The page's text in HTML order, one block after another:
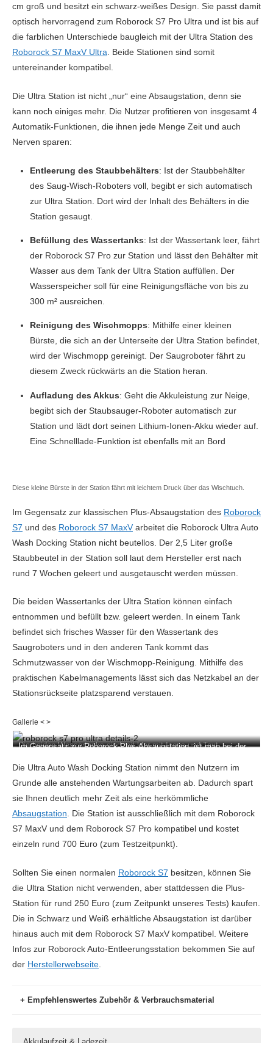
cm groß und besitzt ein schwarz-weißes Design. Sie passt damit
optisch hervorragend zum Roborock S7 Pro Ultra und ist bis auf
die farblichen Unterschiede baugleich mit der Ultra Station des
Roborock S7 MaxV Ultra. Beide Stationen sind somit
untereinander kompatibel.
Die Ultra Station ist nicht „nur“ eine Absaugstation, denn sie
kann noch einiges mehr. Die Nutzer profitieren von insgesamt 4
Automatik-Funktionen, die ihnen jede Menge Zeit und auch
Nerven sparen:
Entleerung des Staubbehälters: Ist der Staubbehälter
des Saug-Wisch-Roboters voll, begibt er sich automatisch
zur Ultra Station. Dort wird der Inhalt des Behälters in die
Station gesaugt.
Befüllung des Wassertanks: Ist der Wassertank leer, fährt
der Roborock S7 Pro zur Station und lässt den Behälter mit
Wasser aus dem Tank der Ultra Station auffüllen. Der
Wasserspeicher soll für eine Reinigungsfläche von bis zu
300 m² ausreichen.
Reinigung des Wischmopps: Mithilfe einer kleinen
Bürste, die sich an der Unterseite der Ultra Station befindet,
wird der Wischmopp gereinigt. Der Saugroboter fährt zu
diesem Zweck rückwärts an die Station heran.
Aufladung des Akkus: Geht die Akkuleistung zur Neige,
begibt sich der Staubsauger-Roboter automatisch zur
Station und lädt dort seinen Lithium-Ionen-Akku wieder auf.
Eine Schnelllade-Funktion ist ebenfalls mit an Bord
Diese kleine Bürste in der Station fährt mit leichtem Druck über das Wischtuch.
Im Gegensatz zur klassischen Plus-Absaugstation des Roborock
S7 und des Roborock S7 MaxV arbeitet die Roborock Ultra Auto
Wash Docking Station nicht beutellos. Der 2,5 Liter große
Staubbeutel in der Station soll laut dem Hersteller erst nach
rund 7 Wochen geleert und ausgetauscht werden müssen.
Die beiden Wassertanks der Ultra Station können einfach
entnommen und befüllt bzw. geleert werden. In einem Tank
befindet sich frisches Wasser für den Wassertank des
Saugroboters und in den anderen Tank kommt das
Schmutzwasser von der Wischmopp-Reinigung. Mithilfe des
praktischen Kabelmanagements lässt sich das Netzkabel an der
Stationsrückseite platzsparend verstauen.
Die beiden Wassertanks sind mit klar mit Icons und Text
Im Gegensatz zur Roborock-Plus-Absaugstation, ist man bei der
(Folgekosten fallen an).
Die Ultra Auto Wash Docking Station nimmt den Nutzern im
Grunde alle anstehenden Wartungsarbeiten ab. Dadurch spart
sie Ihnen deutlich mehr Zeit als eine herkömmliche
Absaugstation. Die Station ist ausschließlich mit dem Roborock
S7 MaxV und dem Roborock S7 Pro kompatibel und kostet
einzeln rund 700 Euro (zum Testzeitpunkt).
Sollten Sie einen normalen Roborock S7 besitzen, können Sie
die Ultra Station nicht verwenden, aber stattdessen die Plus-
Station für rund 250 Euro (zum Zeitpunkt unseres Tests) kaufen.
Die in Schwarz und Weiß erhältliche Absaugstation ist darüber
hinaus auch mit dem Roborock S7 MaxV kompatibel. Weitere
Infos zur Roborock Auto-Entleerungsstation bekommen Sie auf
der Herstellerwebseite
Empfehlenswertes Zubehör & Verbrauchsmaterial